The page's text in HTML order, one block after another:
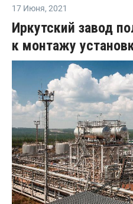
17 Июня, 2021
Иркутский завод
к монтажу